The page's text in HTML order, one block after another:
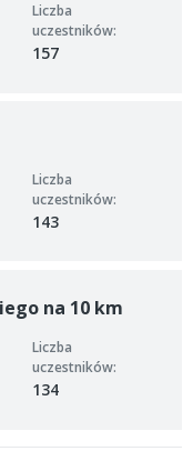
Liczba
uczestników:
157
Liczba
uczestników:
143
na 10 km
Liczba
uczestników:
134